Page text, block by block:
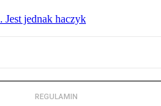
Jest jednak haczyk
REGULAMIN